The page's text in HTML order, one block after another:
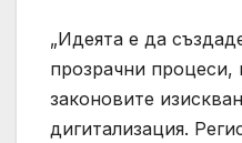
„Идеята е да
прозрачни процеси,
законовите
дигитализация.